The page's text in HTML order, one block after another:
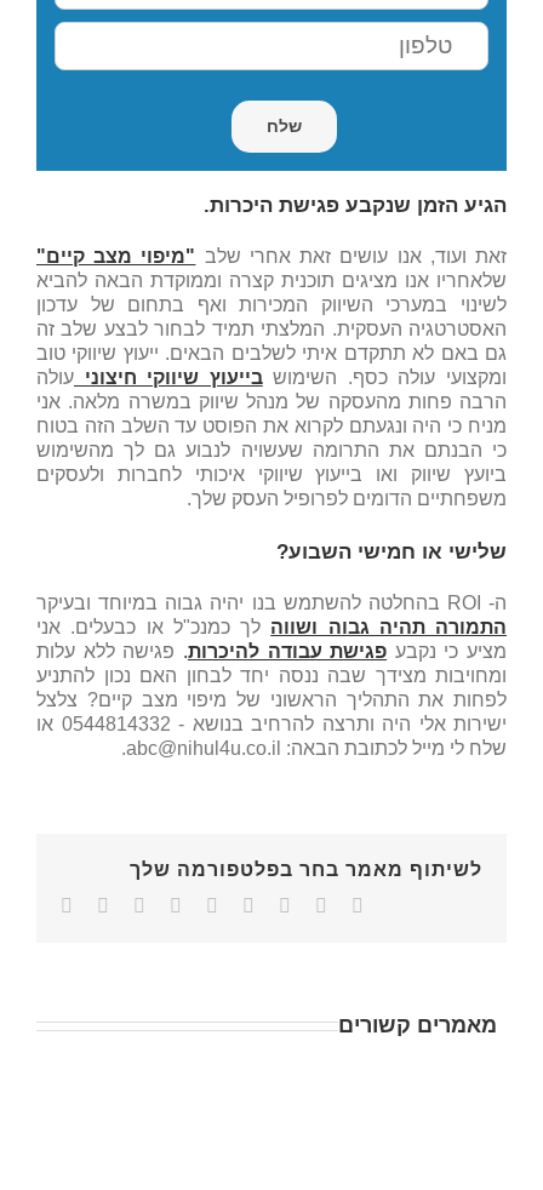
הגיע הזמן שנקבע פגישת היכרות.
זאת ועוד, אנו עושים זאת אחרי שלב "מיפוי מצב קיים"
שלאחריו אנו מציגים תוכנית קצרה וממוקדת הבאה להביא
לשינוי במערכי השיווק המכירות ואף בתחום של עדכון
האסטרטגיה העסקית. המלצתי תמיד לבחור לבצע שלב זה
גם באם לא תתקדם איתי לשלבים הבאים. ייעוץ שיווקי טוב
ומקצועי עולה כסף. השימושבייעוץ שיווקי חיצוני עולה
הרבה פחות מהעסקה של מנהל שיווק במשרה מלאה. אני
מניח כי היה ונגעתם לקרוא את הפוסט עד השלב הזה בטוח
כי הבנתם את התרומה שעשויה לנבוע גם לך מהשימוש
ביועץ שיווק ואו בייעוץ שיווקי איכותי לחברות ולעסקים
משפחתיים הדומים לפרופיל העסק שלך.
שלישי או חמישי השבוע?
ה- ROI בהחלטה להשתמש בנו יהיה גבוה במיוחד ובעיקר
התמורה תהיה גבוה ושווה לך כמנכ"ל או כבעלים. אני
מציע כי נקבע פגישת עבודה להיכרות. פגישה ללא עלות
ומחויבות מצידך שבה ננסה יחד לבחון האם נכון להתניע
לפחות את התהליך הראשוני של מיפוי מצב קיים? צלצל
ישירות אלי היה ותרצה להרחיב בנושא - 0544814332 או
שלח לי מייל לכתובת הבאה: abc@nihul4u.co.il.
לשיתוף מאמר בחר בפלטפורמה שלך
מאמרים קשורים